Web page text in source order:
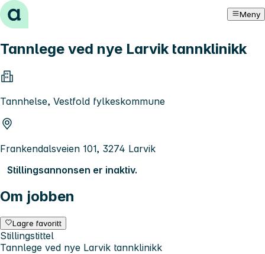
Hopp til innhold Meny
Tannlege ved nye Larvik tannklinikk
Tannhelse, Vestfold fylkeskommune
Frankendalsveien 101, 3274 Larvik
Stillingsannonsen er inaktiv.
Om jobben
Lagre favoritt
Stillingstittel
Tannlege ved nye Larvik tannklinikk